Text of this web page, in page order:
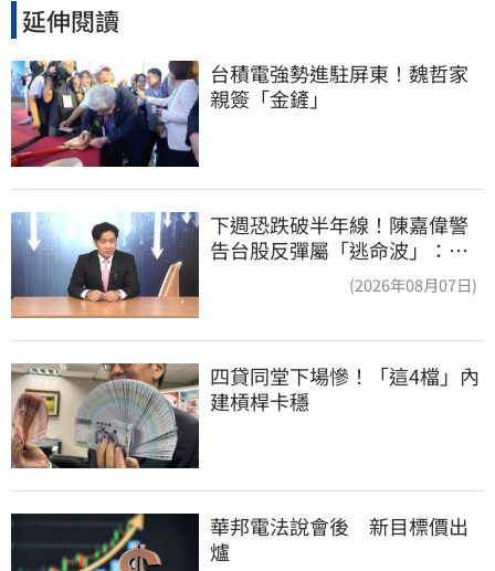
延伸閱讀
台積電強勢進駐屏東！魏哲家
親簽「金鏟」
下週恐跌破半年線！陳嘉偉警
告台股反彈屬「逃命波」：空
(2026年08月07日)
四貸同堂下場慘！「這4檔」內
建槓桿卡穩
華邦電法說會後　新目標價出
爐